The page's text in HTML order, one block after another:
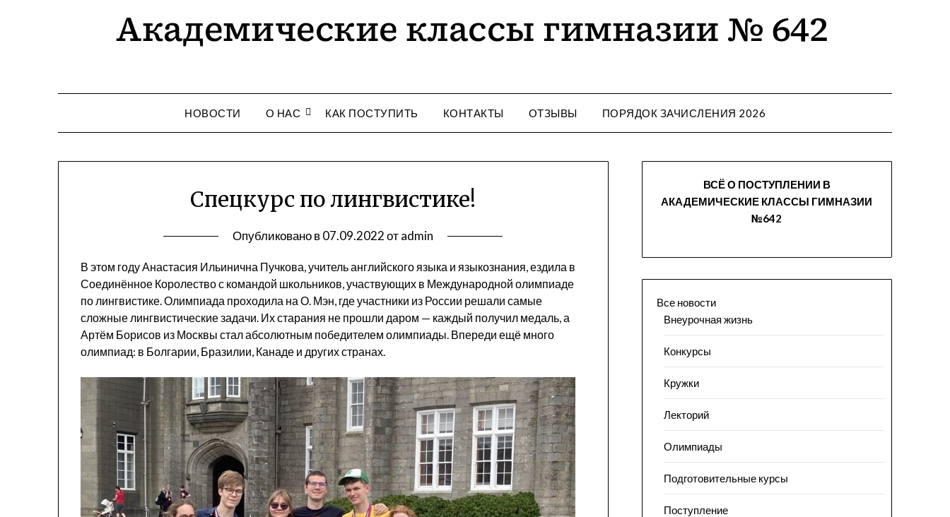
НОВОСТИ О НАС КАК ПОСТУПИТЬ КОНТАКТЫ ОТЗЫВЫ ПОРЯДОК ЗАЧИСЛЕНИЯ 2026
Спецкурс по лингвистике!
Опубликовано в07.09.2022отadmin
В этом году Анастасия Ильинична Пучкова, учитель английского языка и языкознания, ездила в
Соединённое Королество с командой школьников, участвующих в Международной олимпиаде
по лингвистике. Олимпиада проходила на О. Мэн, где участники из России решали самые
сложные лингвистические задачи. Их старания не прошли даром — каждый получил медаль, а
Артём Борисов из Москвы стал абсолютным победителем олимпиады. Впереди ещё много
олимпиад: в Болгарии, Бразилии, Канаде и других странах.
ВСЁ О ПОСТУПЛЕНИИ В
АКАДЕМИЧЕСКИЕ КЛАССЫ ГИМНАЗИИ
№642
Все новости
Внеурочная жизнь
Конкурсы
Кружки
Лекторий
Олимпиады
Подготовительные курсы
Поступление